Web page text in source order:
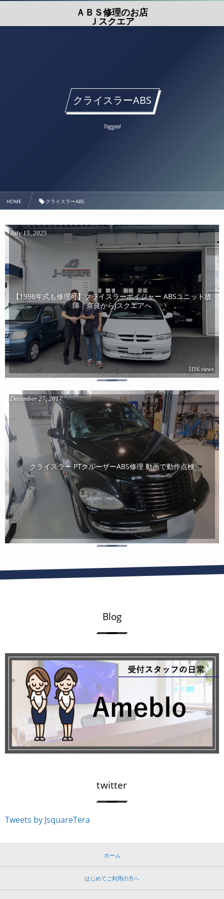
ＡＢＳ修理のお店
Ｊスクエア
クライスラーABS
Tagged
HOME クライスラーABS
【1998年式も修理可】クライスラーボイジャー ABSユニット故
障｜奈良からJスクエアへ
July 15,2025
1116 views
クライスラー PTクルーザーABS修理 動画で動作点検
December 27,2017
Blog
twitter
Tweets by JsquareTera
ホーム
はじめてご利用の方へ